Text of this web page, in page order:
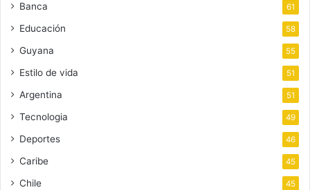
Banca 61
Educación 58
Guyana 55
Estilo de vida 51
Argentina 51
Tecnologia 49
Deportes 46
Caribe 45
Chile 45